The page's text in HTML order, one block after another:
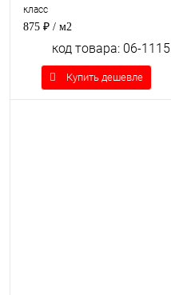
класс
875 ₽ / м2
код товара: 06-1115
Купить дешевле